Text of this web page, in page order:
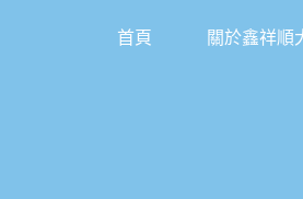
首頁 關於鑫祥順